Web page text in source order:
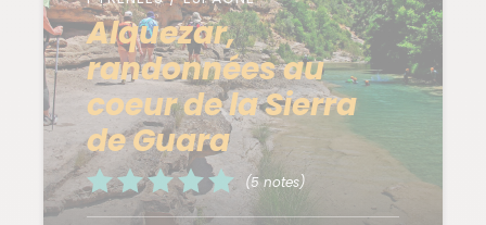
Alquezar,
randonnées au
coeur de la Sierra
de Guara
(5 notes)